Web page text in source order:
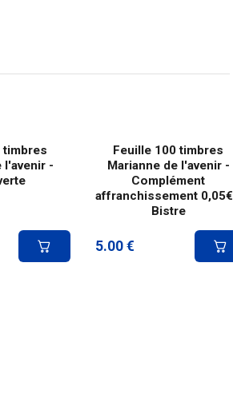
timbres
l'avenir -
Feuille 100 timbres
Marianne de l'avenir -
Complément
affranchissement
Bistre
5.00 €